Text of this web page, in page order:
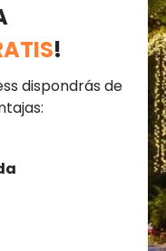
!
dispondrás de